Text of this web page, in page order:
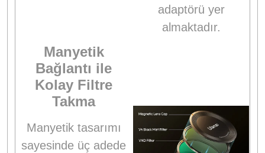
adaptörü yer
almaktadır.
Manyetik
Bağlantı ile
Kolay Filtre
Takma
Manyetik tasarımı
sayesinde üç adede